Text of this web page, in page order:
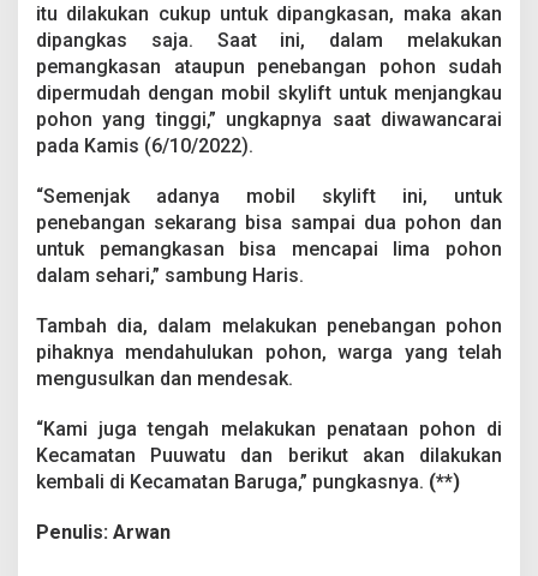
g
k
a
s
d
a
n
b
a
n
g
h
o
n
itu dilakukan cukup untuk dipangkasan, maka akan
dipangkas saja. Saat ini, dalam melakukan
pemangkasan ataupun penebangan pohon sudah
dipermudah dengan mobil skylift untuk menjangkau
pohon yang tinggi,” ungkapnya saat diwawancarai
pada Kamis (6/10/2022).
“Semenjak adanya mobil skylift ini, untuk
penebangan sekarang bisa sampai dua pohon dan
untuk pemangkasan bisa mencapai lima pohon
dalam sehari,” sambung Haris.
Tambah dia, dalam melakukan penebangan pohon
pihaknya mendahulukan pohon, warga yang telah
mengusulkan dan mendesak.
“Kami juga tengah melakukan penataan pohon di
Kecamatan Puuwatu dan berikut akan dilakukan
kembali di Kecamatan Baruga,” pungkasnya. (**)
Penulis: Arwan